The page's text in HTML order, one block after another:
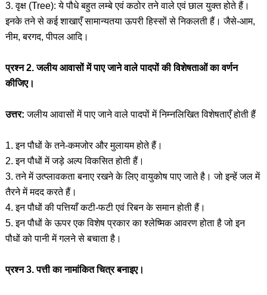
3. वृक्ष (Tree): ये पौधे बहुत लम्बे एवं कठोर तने वाले एवं छाल युक्त होते हैं।
इनके तने से कई शाखाएँ सामान्यतया ऊपरी हिस्सों से निकलती हैं। जैसे-आम,
नीम, बरगद, पीपल आदि।
प्रश्न 2. जलीय आवासों में पाए जाने वाले पादपों की विशेषताओं का वर्णन
कीजिए।
उत्तर: जलीय आवासों में पाए जाने वाले पादपों में निम्नलिखित विशेषताएँ होती हैं
1. इन पौधों के तने-कमजोर और मुलायम होते हैं।
2. इन पौधों में जड़े अल्प विकसित होती हैं।
3. तने में उत्प्लावकता बनाए रखने के लिए वायुकोष पाए जाते है। जो इन्हें जल में
तैरने में मदद करते हैं।
4. इन पौधों की पत्तियाँ कटी-फटी एवं रिबन के समान होती हैं।
5. इन पौधों के ऊपर एक विशेष प्रकार का श्लेष्मिक आवरण होता है जो इन
पौधों को पानी में गलने से बचाता है।
प्रश्न 3. पत्ती का नामांकित चित्र बनाइए।